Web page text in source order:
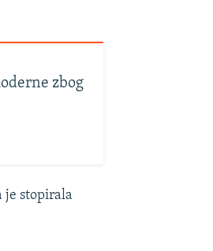
zbog
je stopirala